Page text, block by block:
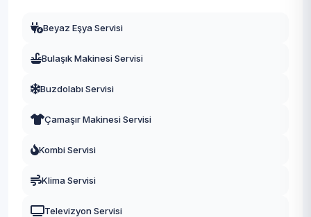
Beyaz Eşya Servisi
Bulaşık Makinesi Servisi
Buzdolabı Servisi
Çamaşır Makinesi Servisi
Kombi Servisi
Klima Servisi
Televizyon Servisi